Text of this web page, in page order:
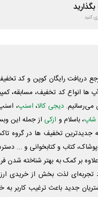
کنید
دریافت رایگان کوپن و کد
ها انواع کد تخفیف، مسابقه،
می‌رسانیم. دیجی کالا، اسنپ،
، باسلام و ازکی از جمله این
تخفیف ها در گروه
کتاب و کتابخوانی و ...
علاوه بر کمک به بهتر شناخته
تجربه‌ای لذت بخش از خریدی
جدید باعث ترغیب کاربر